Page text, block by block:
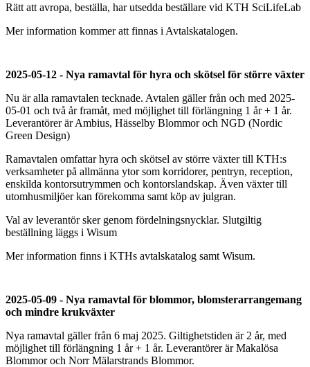
Rätt att avropa, beställa, har utsedda beställare vid KTH SciLifeLab
Mer information kommer att finnas i Avtalskatalogen.
2025-05-12 - Nya ramavtal för hyra och skötsel för större växter
Nu är alla ramavtalen tecknade. Avtalen gäller från och med 2025-
05-01 och två år framåt, med möjlighet till förlängning 1 år + 1 år.
Leverantörer är Ambius, Hässelby Blommor och NGD (Nordic
Green Design)
Ramavtalen omfattar hyra och skötsel av större växter till KTH:s
verksamheter på allmänna ytor som korridorer, pentryn, reception,
enskilda kontorsutrymmen och kontorslandskap. Även växter till
utomhusmiljöer kan förekomma samt köp av julgran.
Val av leverantör sker genom fördelningsnycklar. Slutgiltig
beställning läggs i Wisum
Mer information finns i KTHs avtalskatalog samt Wisum.
2025-05-09 - Nya ramavtal för blommor, blomsterarrangemang
och mindre krukväxter
Nya ramavtal gäller från 6 maj 2025. Giltighetstiden är 2 år, med
möjlighet till förlängning 1 år + 1 år. Leverantörer är Makalösa
Blommor och Norr Mälarstrands Blommor.